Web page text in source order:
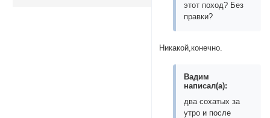
этот поход? Без
правки?
Никакой,конечно.
Вадим
написал(а):
два сохатых за
утро и после